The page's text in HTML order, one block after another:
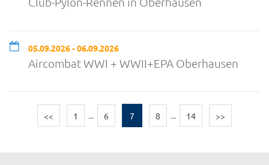
05.09.2026 - 06.09.2026
Aircombat WWI + WWII+EPA Oberhausen
<< 1 ... 6 7 8 ... 14 >>